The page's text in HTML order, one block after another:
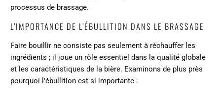
processus de brassage.
L’IMPORTANCE DE L’ÉBULLITION DANS LE BRASSAGE
Faire bouillir ne consiste pas seulement à réchauffer les
ingrédients ; il joue un rôle essentiel dans la qualité globale
et les caractéristiques de la bière. Examinons de plus près
pourquoi l'ébullition est si importante :